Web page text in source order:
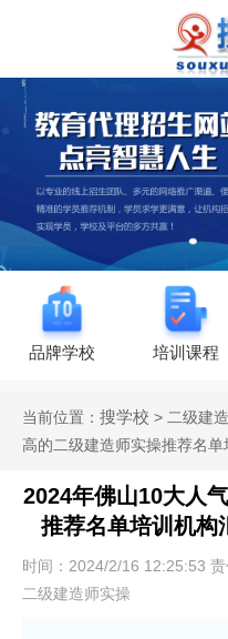
品牌学校 培训课程
当前位置： 搜学校 > 二级建
高的二级建造师实操推荐名
2024年佛山10大人
推荐名单培训机构
时间：2024/2/16 12:25:53
二级建造师实操